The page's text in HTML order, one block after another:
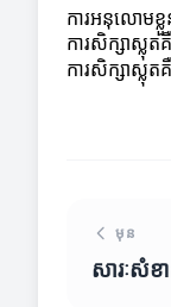
ការអនុលោមខ្
ការសិក្សាស្លុតគឺ
ការសិក្សាស្លុ
មុន
សារៈសំខ